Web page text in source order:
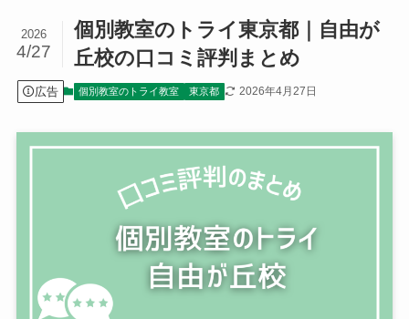
個別教室のトライ東京都｜自由が
丘校の口コミ評判まとめ
2026
4/27
広告 個別教室のトライ教室 東京都 2026年4月27日